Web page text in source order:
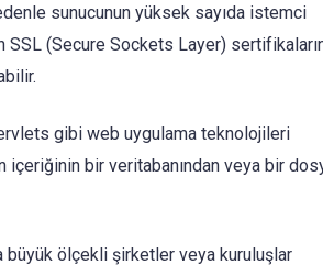
sunucunun yüksek sayıda istemci
SSL (Secure Sockets Layer)
gibi web uygulama teknolojileri
içeriğinin bir veritabanından veya bir
büyük ölçekli şirketler veya kuruluşlar